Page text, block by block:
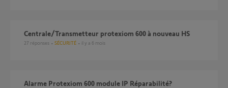
Centrale/Transmetteur protexiom 600 à nouveau HS
27 réponses SÉCURITÉ il y a 6 mois
Alarme Protexiom 600 module IP Réparabilité?